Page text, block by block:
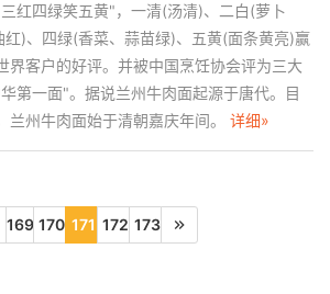
红四绿笑五黄"，一清(汤清)、二白(萝卜
红)、四绿(香菜、蒜苗绿)、五黄(面条黄亮)赢
界客户的好评。并被中国烹饪协会评为三大
第一面"。据说兰州牛肉面起源于唐代。目
兰州牛肉面始于清朝嘉庆年间。 详细»
169 170 171 172 173